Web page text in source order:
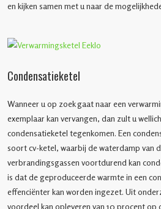
en kijken samen met u naar de
Condensatieketel
Wanneer u op zoek gaat naar een
exemplaar kan vervangen, dan zult u
condensatieketel tegenkomen. Een
soort cv-ketel, waarbij de waterdamp van
verbrandingsgassen voortdurend kan
is dat de geproduceerde warmte in een
effenciënter kan worden ingezet. Uit
voordeel kan opleveren van 10 procent op